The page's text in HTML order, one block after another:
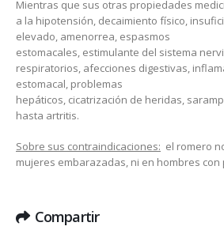
Mientras que sus otras propiedades
a la hipotensión, decaimiento físico,
elevado, amenorrea, espasmos
estomacales, estimulante del sistema
respiratorios, afecciones digestivas,
estomacal, problemas
hepáticos, cicatrización de heridas,
hasta artritis.
Sobre sus contraindicaciones: el romero
mujeres embarazadas, ni en hombres con
Compartir